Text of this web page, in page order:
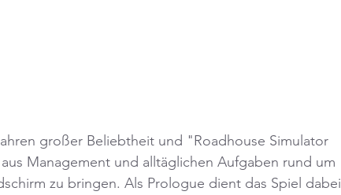
großer Beliebtheit und "Roadhouse Simulator
Management und alltäglichen Aufgaben rund um
zu bringen. Als Prologue dient das Spiel dabei